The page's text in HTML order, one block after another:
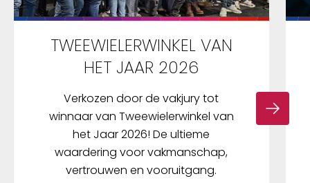
TWEEWIELERWINKEL VAN
HET JAAR 2026
Verkozen door de vakjury tot
winnaar van Tweewielerwinkel van
het Jaar 2026! De ultieme
waardering voor vakmanschap,
vertrouwen en vooruitgang.